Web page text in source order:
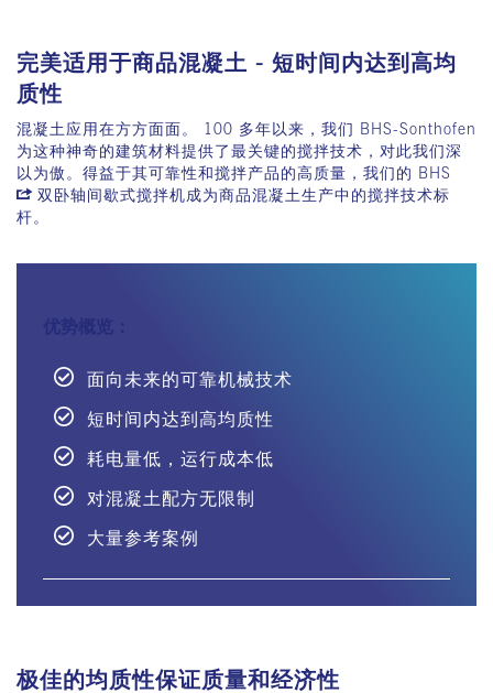
完美适用于商品混凝土 - 短时间内达到高均
质性
混凝土应用在方方面面。
100 多年以来，我们 BHS-Sonthofen
为这种神奇的建筑材料提供了最关键的搅拌技术，对此我们深
以为傲。得益于其可靠性和搅拌产品的高质量，我们的 BHS
双卧轴间歇式搅拌机成为商品混凝土生产中的搅拌技术标
杆。
面向未来的可靠机械技术
短时间内达到高均质性
耗电量低，运行成本低
对混凝土配方无限制
大量参考案例
极佳的均质性保证质量和经济性